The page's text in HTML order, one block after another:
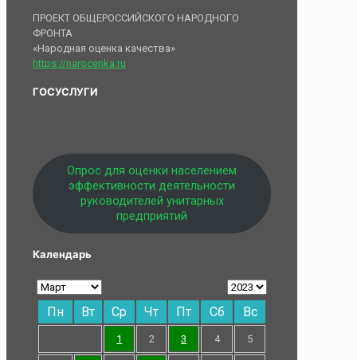
ПРОЕКТ ОБЩЕРОССИЙСКОГО НАРОДНОГО
ФРОНТА
«Народная оценка качества»
https://narocenka.ru
ГОСУСЛУГИ
Опрос для оценки населением
эффективности деятельности
руководителей унитарных
предприятий
Календарь
Пн Вт Ср Чт Пт Сб Вс
1 2 3 4 5